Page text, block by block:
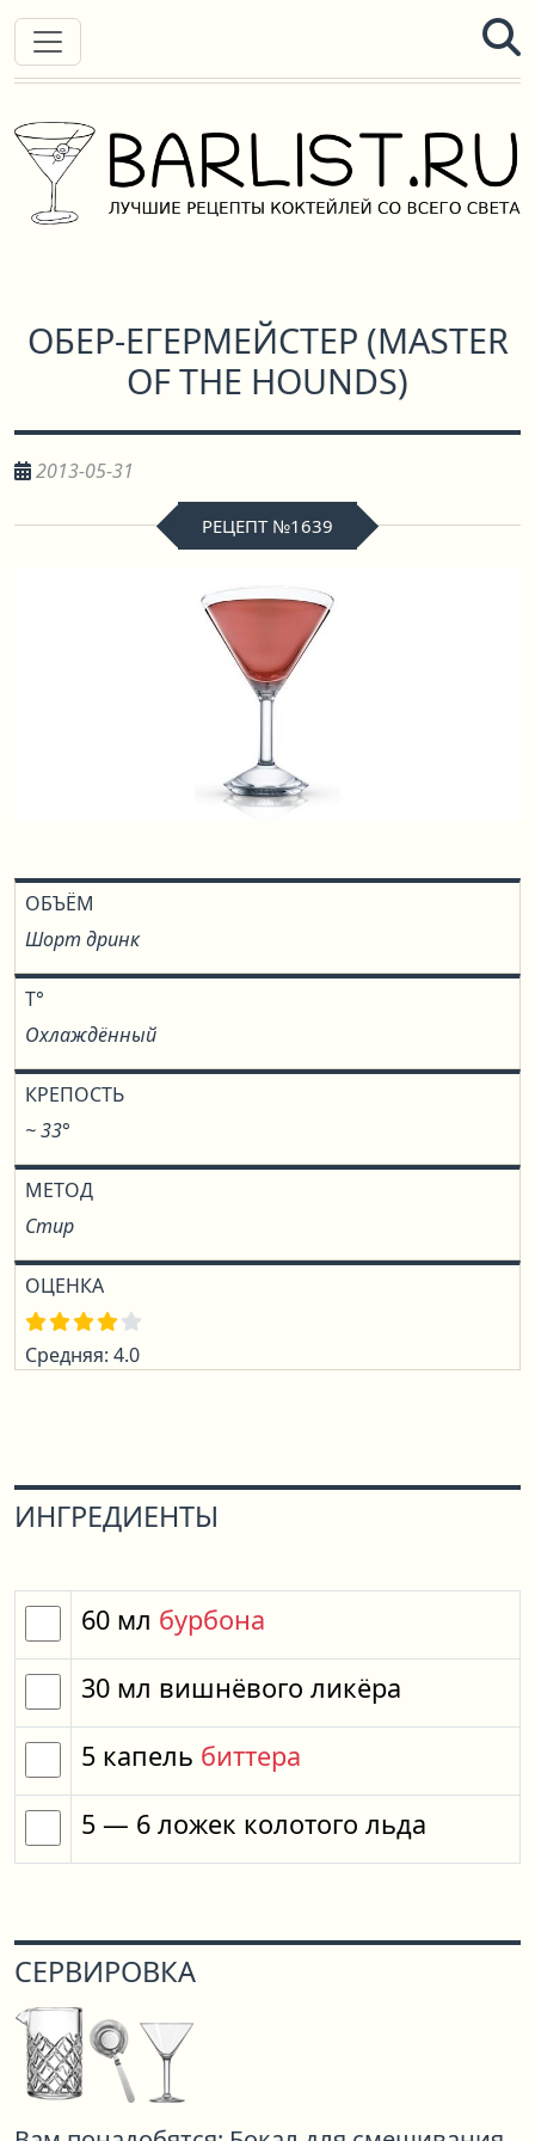
ОБЕР-ЕГЕРМЕЙСТЕР (MASTER
OF THE HOUNDS)
2013-05-31
РЕЦЕПТ №1639
ОБЪЁМ
Шорт дринк
T°
Охлаждённый
КРЕПОСТЬ
~ 33°
МЕТОД
Стир
ОЦЕНКА
Средняя: 4.0
ИНГРЕДИЕНТЫ
60 мл бурбона
30 мл вишнёвого ликёра
5 капель биттера
5 — 6 ложек колотого льда
СЕРВИРОВКА